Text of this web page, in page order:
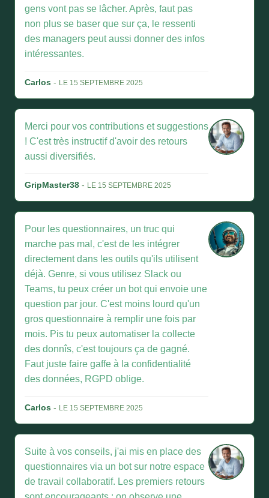
gens vont pas se lâcher. Après, faut pas
non plus se baser que sur ça, le ressenti
des managers peut aussi donner des infos
intéressantes.
Carlos - LE 15 SEPTEMBRE 2025
Merci pour vos contributions et suggestions
! C'est très instructif d'avoir des retours
aussi diversifiés.
GripMaster38 - LE 15 SEPTEMBRE 2025
Pour les questionnaires, un truc qui
marche pas mal, c'est de les intégrer
directement dans les outils qu'ils utilisent
déjà. Genre, si vous utilisez Slack ou
Teams, tu peux créer un bot qui envoie une
question par jour. C'est moins lourd qu'un
gros questionnaire à remplir une fois par
mois. Pis tu peux automatiser la collecte
des donnîs, c'est toujours ça de gagné.
Faut juste faire gaffe à la confidentialité
des données, RGPD oblige.
Carlos - LE 15 SEPTEMBRE 2025
Suite à vos conseils, j'ai mis en place des
questionnaires via un bot sur notre espace
de travail collaboratif. Les premiers retours